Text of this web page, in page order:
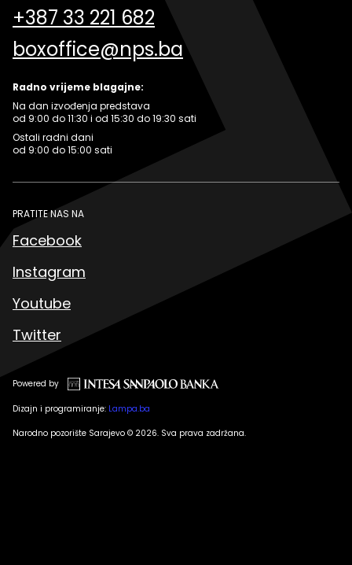
+387 33 221 682
boxoffice@nps.ba
Radno vrijeme blagajne:
Na dan izvođenja predstava
od 9:00 do 11:30 i od 15:30 do 19:30 sati
Ostali radni dani
od 9:00 do 15:00 sati
PRATITE NAS NA
Facebook
Instagram
Youtube
Twitter
Powered by
Dizajn i programiranje: Lampa.ba
Narodno pozorište Sarajevo © 2026. Sva prava zadržana.